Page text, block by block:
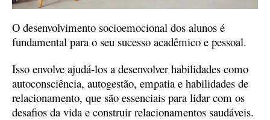
O desenvolvimento socioemocional dos alunos é
fundamental para o seu sucesso acadêmico e pessoal.
Isso envolve ajudá-los a desenvolver habilidades como
autoconsciência, autogestão, empatia e habilidades de
relacionamento, que são essenciais para lidar com os
desafios da vida e construir relacionamentos saudáveis.